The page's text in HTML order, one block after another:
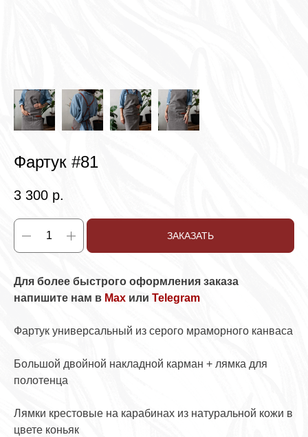
Фартук #81
3 300 р.
ЗАКАЗАТЬ
Для более быстрого оформления заказа
напишите нам в Max или Telegram
Фартук универсальный из серого мраморного канваса
Большой двойной накладной карман + лямка для
полотенца
Лямки крестовые на карабинах из натуральной кожи в
цвете коньяк